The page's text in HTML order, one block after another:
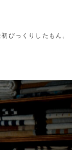
びっくりしたもん。